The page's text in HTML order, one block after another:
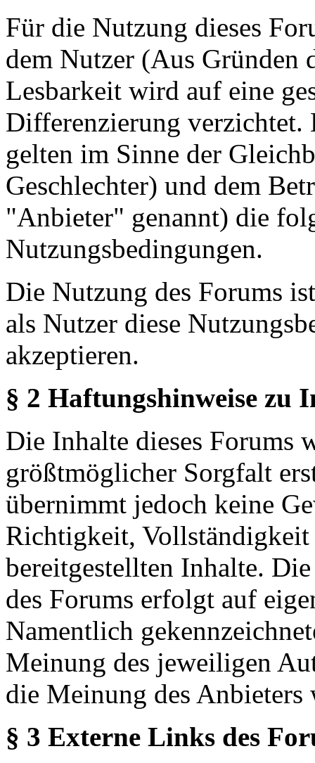
Für die Nutzung dieses
dem Nutzer (Aus Gründen
Lesbarkeit wird auf eine
Differenzierung verzichtet.
gelten im Sinne der
Geschlechter) und dem
"Anbieter" genannt) die
Nutzungsbedingungen.
Die Nutzung des Forums
als Nutzer diese
akzeptieren.
§ 2 Haftungshinweise zu
Die Inhalte dieses Forums
größtmöglicher Sorgfalt
übernimmt jedoch keine
Richtigkeit,
bereitgestellten Inhalte.
des Forums erfolgt auf
Namentlich
Meinung des jeweiligen
die Meinung des Anbieters
§ 3 Externe Links des